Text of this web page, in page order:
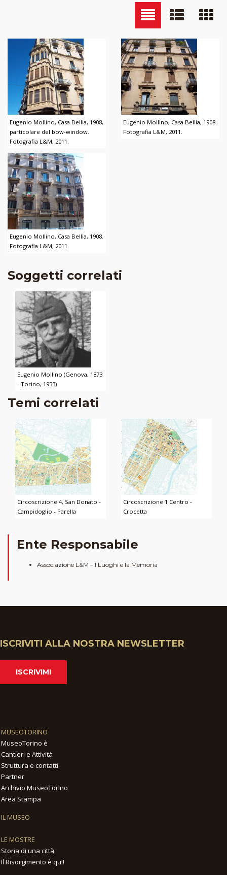
Eugenio Mollino, Casa Bellia, 1908,
particolare del bow-window.
Fotografia L&M, 2011.
Eugenio Mollino, Casa Bellia, 1908.
Fotografia L&M, 2011.
Eugenio Mollino, Casa Bellia, 1908.
Fotografia L&M, 2011.
Soggetti correlati
Eugenio Mollino (Genova, 1873
- Torino, 1953)
Temi correlati
Circoscrizione 4, San Donato -
Campidoglio - Parella
Circoscrizione 1 Centro -
Crocetta
Ente Responsabile
Associazione L&M – I Luoghi e la Memoria
ISCRIVITI ALLA NOSTRA NEWSLETTER
ISCRIVIMI
MUSEOTORINO
MuseoTorino è
Cantieri e Attività
Struttura e contatti
Partner
Archivio MuseoTorino
Area Stampa
IL MUSEO
LE MOSTRE
Storia di una città
Il Risorgimento è qui!